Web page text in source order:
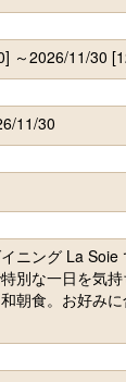
～2026/11/30
11/30
ニング La
別な一日を気
朝食。お好み